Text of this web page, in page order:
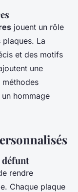
jouent un rôle
La
et des motifs
une
hommage
défunt
rendre
Chaque plaque